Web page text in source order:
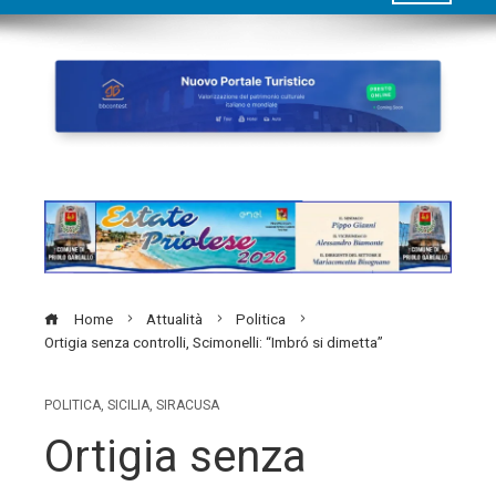
Home Attualità
Politica
Ortigia senza controlli, Scimonelli: “Imbró si dimetta”
POLITICA, SICILIA, SIRACUSA
Ortigia senza